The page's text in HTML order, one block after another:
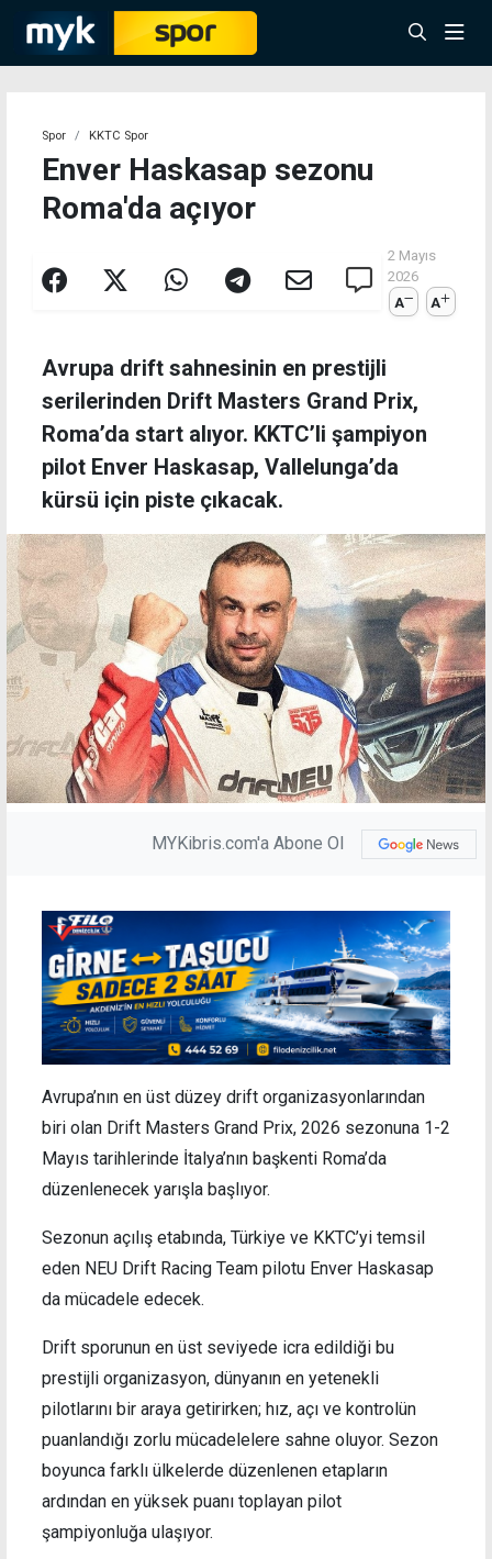
Spor KKTC Spor
Enver Haskasap sezonu
Roma'da açıyor
2 Mayıs
2026
A
A
Avrupa drift sahnesinin en prestijli
serilerinden Drift Masters Grand Prix,
Roma’da start alıyor. KKTC’li şampiyon
pilot Enver Haskasap, Vallelunga’da
kürsü için piste çıkacak.
MYKibris.com'a Abone Ol
Avrupa’nın en üst düzey drift organizasyonlarından
biri olan Drift Masters Grand Prix, 2026 sezonuna 1-2
Mayıs tarihlerinde İtalya’nın başkenti Roma’da
düzenlenecek yarışla başlıyor.
Sezonun açılış etabında, Türkiye ve KKTC’yi temsil
eden NEU Drift Racing Team pilotu Enver Haskasap
da mücadele edecek.
Drift sporunun en üst seviyede icra edildiği bu
prestijli organizasyon, dünyanın en yetenekli
pilotlarını bir araya getirirken; hız, açı ve kontrolün
puanlandığı zorlu mücadelelere sahne oluyor. Sezon
boyunca farklı ülkelerde düzenlenen etapların
ardından en yüksek puanı toplayan pilot
şampiyonluğa ulaşıyor.